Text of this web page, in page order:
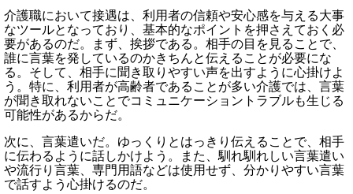
介護職において接遇は、利用者の信頼や安心感を与える大事
なツールとなっており、基本的なポイントを押さえておく必
要があるのだ。まず、挨拶である。相手の目を見ることで、
誰に言葉を発しているのかきちんと伝えることが必要にな
る。そして、相手に聞き取りやすい声を出すように心掛けよ
う。特に、利用者が高齢者であることが多い介護では、言葉
が聞き取れないことでコミュニケーショントラブルも生じる
可能性があるからだ。
次に、言葉遣いだ。ゆっくりとはっきり伝えることで、相手
に伝わるように話しかけよう。また、馴れ馴れしい言葉遣い
や流行り言葉、専門用語などは使用せず、分かりやすい言葉
で話すよう心掛けるのだ。